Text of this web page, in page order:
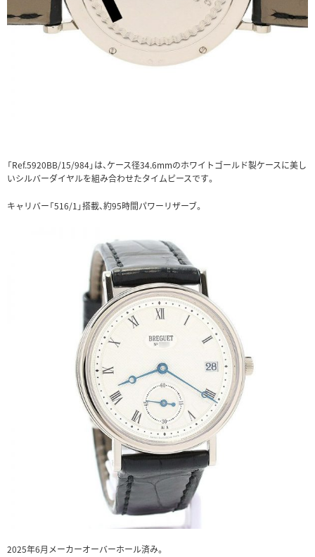
「Ref.5920BB/15/984」は、ケース径34.6mmのホワイトゴールド製ケースに美し
いシルバーダイヤルを組み合わせたタイムピースです。
キャリバー「516/1」搭載、約95時間パワーリザーブ。
2025年6月メーカーオーバーホール済み。